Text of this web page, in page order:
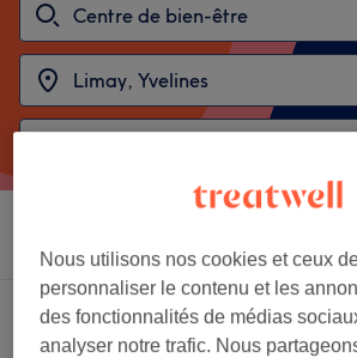
Choisir entre 2 centres de bien-être près de
Nous utilisons nos cookies et ceux
personnaliser le contenu et les
des fonctionnalités de médias
analyser notre trafic. Nous